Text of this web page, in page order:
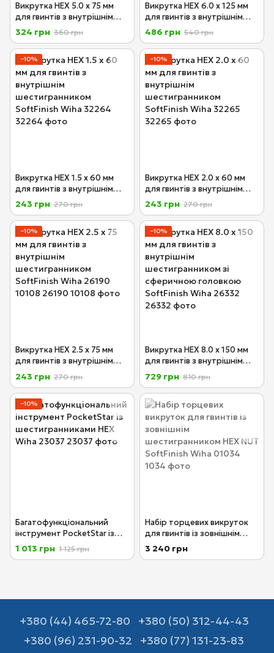
Викрутка HEX 5.0 х 75 мм
для гвинтів з внутрішнім
шестигранником SoftFinish
Wiha 10110
324 грн 360 грн
Викрутка HEX 6.0 х 125 мм
для гвинтів з внутрішнім
шестигранником зі
сферичною головкою
SoftFinish Wiha 26331
486 грн 540 грн
−10%
Викрутка HEX 1.5 х 60 мм
для гвинтів з внутрішнім
шестигранником SoftFinish
Wiha 32264
243 грн 270 грн
−10%
Викрутка HEX 2.0 х 60 мм
для гвинтів з внутрішнім
шестигранником SoftFinish
Wiha 32265
243 грн 270 грн
−10%
Викрутка HEX 2.5 х 75 мм
для гвинтів з внутрішнім
шестигранником SoftFinish
Wiha 26190 10108
243 грн 270 грн
−10%
Викрутка HEX 8.0 х 150 мм
для гвинтів з внутрішнім
шестигранником зі
сферичною головкою
SoftFinish Wiha 26332
729 грн 810 грн
−10%
Багатофункціональний
інструмент PocketStar із
шестигранниками HEX Wiha
1 013 грн 1 125 грн
Набір торцевих викруток
для гвинтів із зовнішнім
шестигранником HEX NUT
SoftFinish Wiha 01034
3 240 грн
+380 (44) 465-72-80
+380 (50) 312-44-43
+380 (96) 231-90-32
+380 (77) 131-23-83